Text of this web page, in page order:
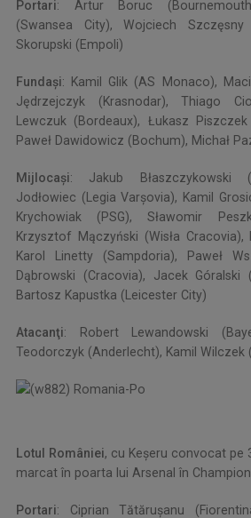
Portari: Artur Boruc
(Swansea City), Wojciech
Skorupski (Empoli)
Fundaşi: Kamil Glik (AS Monaco),
Jędrzejczyk (Krasnodar), Thiago
Lewczuk (Bordeaux), Łukasz
Paweł Dawidowicz (Bochum), Michał
Mijlocaşi: Jakub Błaszczykowski
Jodłowiec (Legia Varșovia), Kamil
Krychowiak (PSG), Sławomir
Krzysztof Mączyński (Wisła Cracovia),
Karol Linetty (Sampdoria), Paweł
Dąbrowski (Cracovia), Jacek Góralski
Bartosz Kapustka (Leicester City)
Atacanţi: Robert Lewandowski
Teodorczyk (Anderlecht), Kamil Wilczek
Lotul României, cu Keşeru convocat pe
marcat în poarta lui Arsenal în
Portari: Ciprian Tătăruşanu